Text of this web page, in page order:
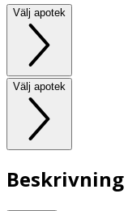
Välj apotek
Välj apotek
Beskrivning